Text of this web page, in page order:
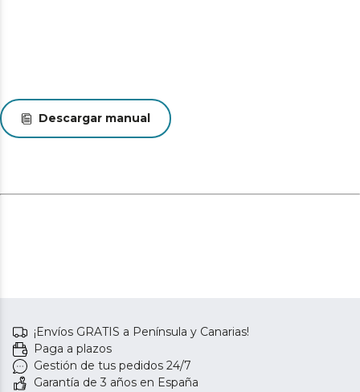
Descargar manual
¡Envíos GRATIS a Península y Canarias!
Paga a plazos
Gestión de tus pedidos 24/7
Garantía de 3 años en España